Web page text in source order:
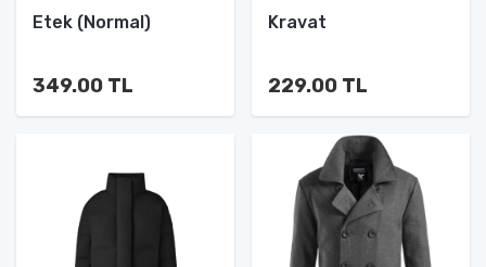
Etek (Normal)
349.00 TL
Kravat
229.00 TL